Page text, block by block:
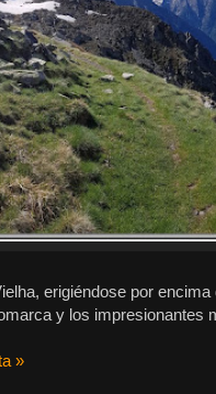
erigiéndose por
y los impresionantes
»